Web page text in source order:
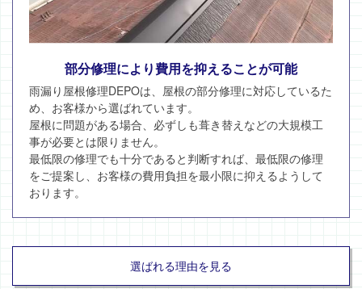
部分修理により費用を抑えることが可能
雨漏り屋根修理DEPOは、屋根の部分修理に対応しているた
め、お客様から選ばれています。
屋根に問題がある場合、必ずしも葺き替えなどの大規模工
事が必要とは限りません。
最低限の修理でも十分であると判断すれば、最低限の修理
をご提案し、お客様の費用負担を最小限に抑えるようして
おります。
選ばれる理由を見る